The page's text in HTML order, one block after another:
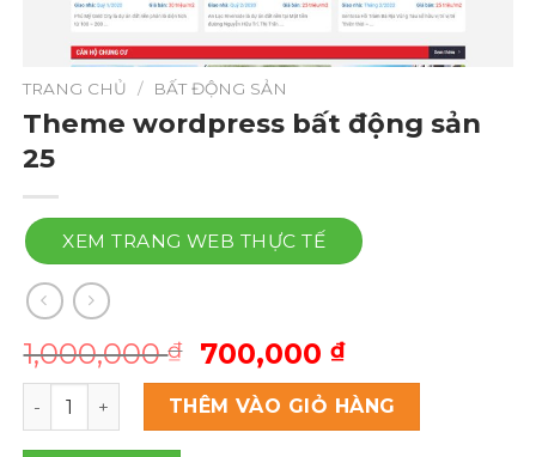
TRANG CHỦ / BẤT ĐỘNG SẢN
Theme wordpress bất động sản
25
XEM TRANG WEB THỰC TẾ
1,000,000₫
Giá
gốc
là:
1,000,000 ₫.
700,000 ₫Giá
hiện
tại
là:
Theme wordpress bất động sản 25 số lượng
THÊM VÀO GIỎ HÀNG